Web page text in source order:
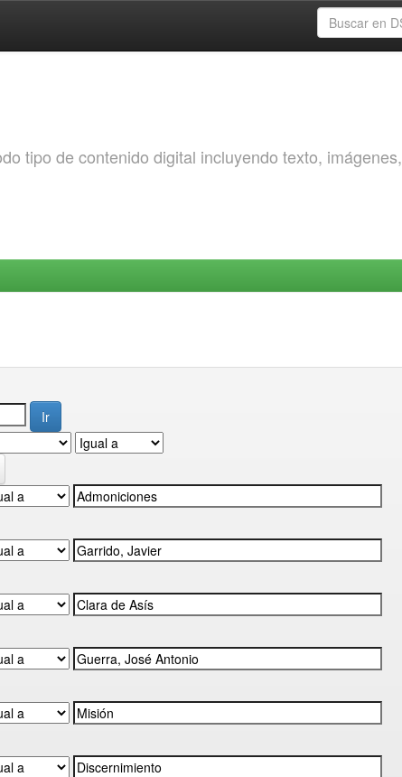
tipo de contenido digital incluyendo texto, imágenes,